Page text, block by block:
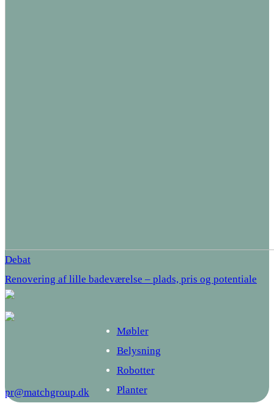
Debat
Renovering af lille badeværelse – plads, pris og potentiale
Møbler
Belysning
Robotter
Planter
pr@matchgroup.dk